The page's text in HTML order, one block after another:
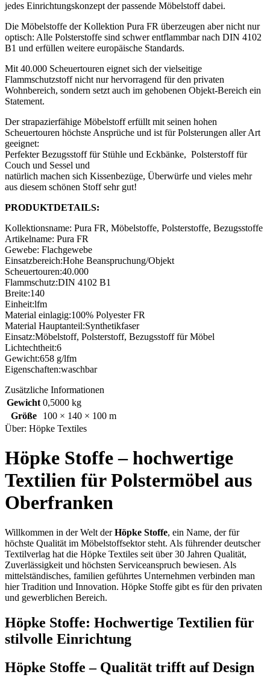
jedes Einrichtungskonzept der passende Möbelstoff dabei.
Die Möbelstoffe der Kollektion Pura FR überzeugen aber nicht nur
optisch: Alle Polsterstoffe sind schwer entflammbar nach DIN 4102
B1 und erfüllen weitere europäische Standards.
Mit 40.000 Scheuertouren eignet sich der vielseitige
Flammschutzstoff nicht nur hervorragend für den privaten
Wohnbereich, sondern setzt auch im gehobenen Objekt-Bereich ein
Statement.
Der strapazierfähige Möbelstoff erfüllt mit seinen hohen
Scheuertouren höchste Ansprüche und ist für Polsterungen aller Art
geeignet:
Perfekter Bezugsstoff für Stühle und Eckbänke, Polsterstoff für
Couch und Sessel und
natürlich machen sich Kissenbezüge, Überwürfe und vieles mehr
aus diesem schönen Stoff sehr gut!
PRODUKTDETAILS:
Kollektionsname: Pura FR, Möbelstoffe, Polsterstoffe, Bezugsstoffe
Artikelname: Pura FR
Gewebe: Flachgewebe
Einsatzbereich:Hohe Beanspruchung/Objekt
Scheuertouren:40.000
Flammschutz:DIN 4102 B1
Breite:140
Einheit:lfm
Material einlagig:100% Polyester FR
Material Hauptanteil:Synthetikfaser
Einsatz:Möbelstoff, Polsterstoff, Bezugsstoff für Möbel
Lichtechtheit:6
Gewicht:658 g/lfm
Eigenschaften:waschbar
Zusätzliche Informationen
Gewicht 0,5000 kg
Größe
100 × 140 × 100 m
Über: Höpke Textiles
Höpke Stoffe – hochwertige
Textilien für Polstermöbel aus
Oberfranken
Willkommen in der Welt derHöpke Stoffe, ein Name, der für
höchste Qualität im Möbelstoffsektor steht. Als führender deutscher
Textilverlag hat die Höpke Textiles seit über 30 Jahren Qualität,
Zuverlässigkeit und höchsten Serviceanspruch bewiesen. Als
mittelständisches, familien geführtes Unternehmen verbinden man
hier Tradition und Innovation. Höpke Stoffe gibt es für den privaten
und gewerblichen Bereich.
Höpke Stoffe: Hochwertige Textilien für
stilvolle Einrichtung
Höpke Stoffe – Qualität trifft auf Design